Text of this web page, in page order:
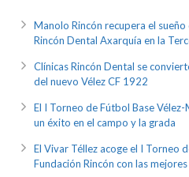
Manolo Rincón recupera el
Rincón Dental Axarquía en la
Clínicas Rincón Dental se
del nuevo Vélez CF 1922
El I Torneo de Fútbol Base
un éxito en el campo y la grada
El Vivar Téllez acoge el I Torneo
Fundación Rincón con las